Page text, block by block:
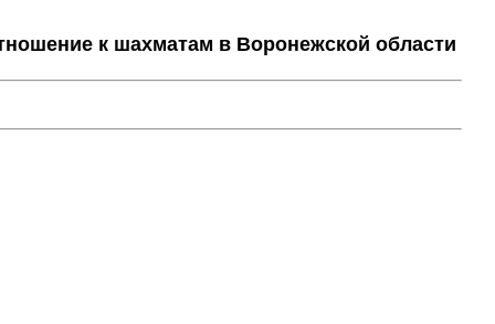
к шахматам в Воронежской области